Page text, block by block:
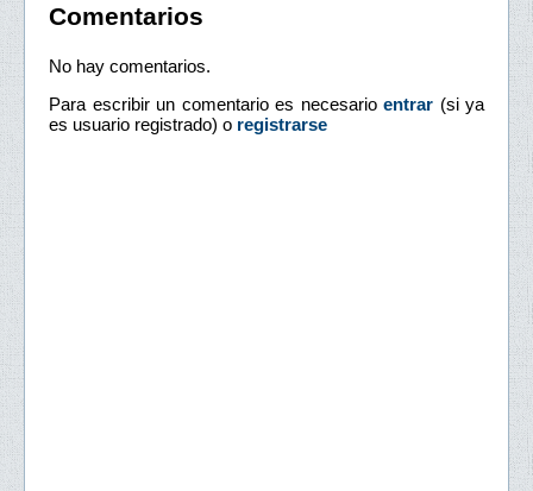
Comentarios
No hay comentarios.
Para escribir un comentario es necesario entrar (si ya
es usuario registrado) o registrarse